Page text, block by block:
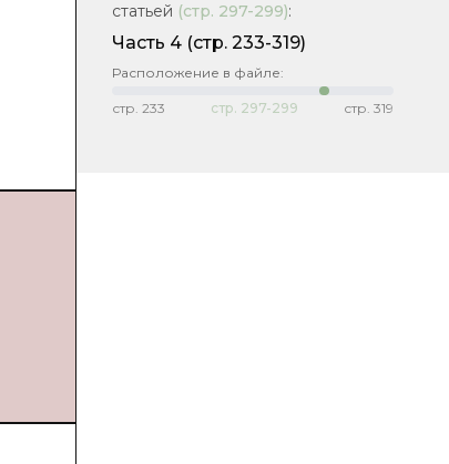
статьей (стр. 297-299):
Часть 4 (стр. 233-319)
Расположение в файле:
стр. 233 стр. 297-299 стр. 319